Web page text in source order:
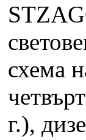
схема
г.),